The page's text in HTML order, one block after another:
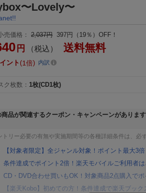
〜Lovely〜
売価格： 2,037円 397円（19％）OFF！
円 （税込） 送料無料
ント 1倍 内訳
ク枚数 ： 1枚(CD1枚)
商品が関連するクーポン・キャンペーンがあります
リー必要の有無や実施期間等の各種詳細条件は、必
【対象者限定】全ジャンル対象！ポイント最大3
条件達成でポイント2倍！楽天モバイルご利用者
CD・DVD合わせ買いもOK！対象商品2点購入でポ
【楽天Kobo】初めての方！条件達成で楽天ブッ